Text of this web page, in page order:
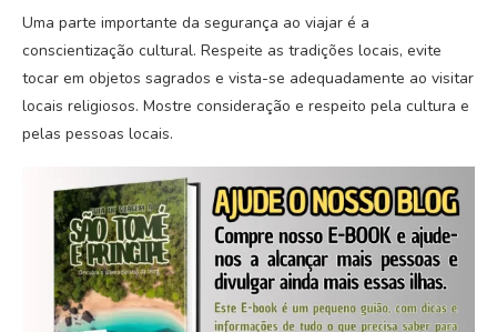
Uma parte importante da segurança ao viajar é a
conscientização cultural. Respeite as tradições locais, evite
tocar em objetos sagrados e vista-se adequadamente ao visitar
locais religiosos. Mostre consideração e respeito pela cultura e
pelas pessoas locais.